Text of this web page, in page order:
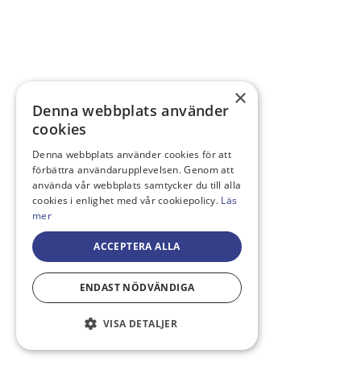
×
Denna webbplats använder
cookies
Denna webbplats använder cookies för att
förbättra användarupplevelsen. Genom att
använda vår webbplats samtycker du till alla
cookies i enlighet med vår cookiepolicy. Läs
mer
ACCEPTERA ALLA
ENDAST NÖDVÄNDIGA
VISA DETALJER